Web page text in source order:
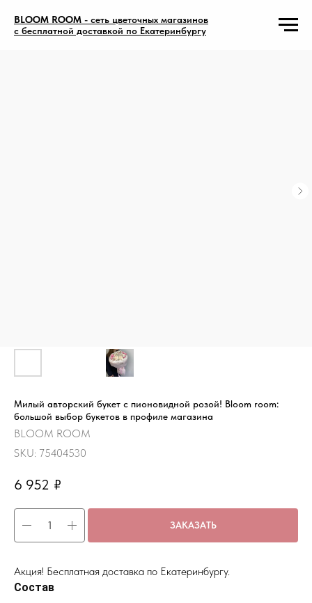
BLOOM ROOM - сеть цветочных магазинов
с бесплатной доставкой по Екатеринбургу
Милый авторский букет с пионовидной розой! Bloom room:
большой выбор букетов в профиле магазина
BLOOM ROOM
SKU: 75404530
6 952 ₽
ЗАКАЗАТЬ
Акция! Бесплатная доставка по Екатеринбургу.
Состав